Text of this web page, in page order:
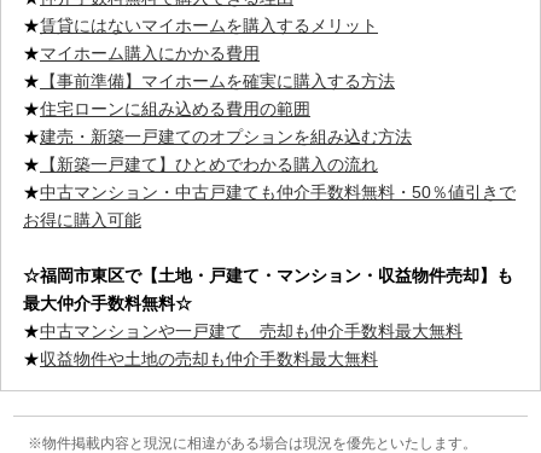
★賃貸にはないマイホームを購入するメリット
★マイホーム購入にかかる費用
★ 【事前準備】マイホームを確実に購入する方法
★住宅ローンに組み込める費用の範囲
★建売・新築一戸建てのオプションを組み込む方法
★ 【新築一戸建て】ひとめでわかる購入の流れ
★中古マンション・中古戸建ても仲介手数料無料・50％値引きで
お得に購入可能
☆福岡市東区で【土地・戸建て・マンション・収益物件売却】も
最大仲介手数料無料☆
★中古マンションや一戸建て 売却も仲介手数料最大無料
★収益物件や土地の売却も仲介手数料最大無料
物件掲載内容と現況に相違がある場合は現況を優先といたします。